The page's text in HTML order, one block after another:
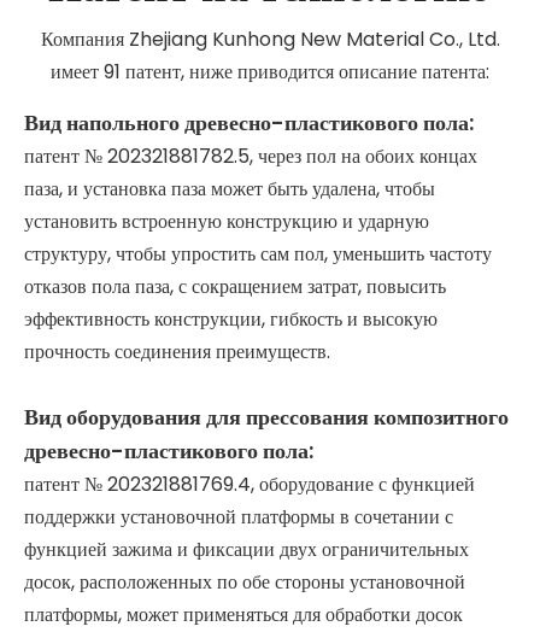
Компания Zhejiang Kunhong New Material Co., Ltd.
имеет 91 патент, ниже приводится описание патента:
Вид напольного древесно-пластикового пола:
патент № 202321881782.5, через пол на обоих концах
паза, и установка паза может быть удалена, чтобы
установить встроенную конструкцию и ударную
структуру, чтобы упростить сам пол, уменьшить частоту
отказов пола паза, с сокращением затрат, повысить
эффективность конструкции, гибкость и высокую
прочность соединения преимуществ.
Вид оборудования для прессования композитного
древесно-пластикового пола:
патент № 202321881769.4, оборудование с функцией
поддержки установочной платформы в сочетании с
функцией зажима и фиксации двух ограничительных
досок, расположенных по обе стороны установочной
платформы, может применяться для обработки досок